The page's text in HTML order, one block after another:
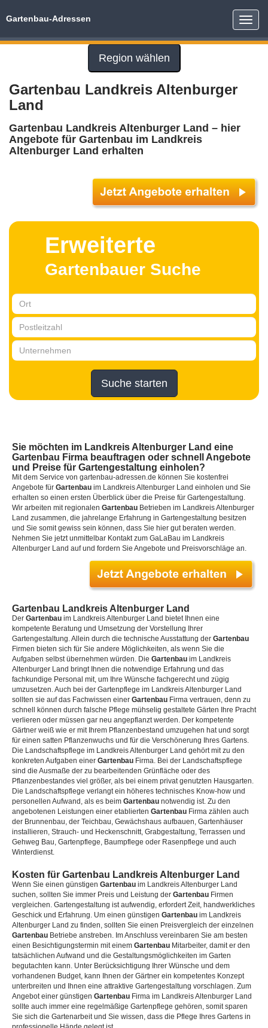
Toggle
Gartenbau-Adressen
Region wählen
Gartenbau Landkreis Altenburger
Land
Gartenbau Landkreis Altenburger Land – hier
Angebote für Gartenbau im Landkreis
Altenburger Land erhalten
Erweiterte
Gartenbauer Suche
Suche starten
Sie möchten im Landkreis Altenburger Land eine
Gartenbau Firma beauftragen oder schnell Angebote
und Preise für Gartengestaltung einholen?
Mit dem Service von gartenbau-adressen.de können Sie kostenfrei
Angebote für Gartenbau im Landkreis Altenburger Land einholen und Sie
erhalten so einen ersten Überblick über die Preise für Gartengestaltung.
Wir arbeiten mit regionalen Gartenbau Betrieben im Landkreis Altenburger
Land zusammen, die jahrelange Erfahrung in Gartengestaltung besitzen
und Sie somit gewiss sein können, dass Sie hier gut beraten werden.
Nehmen Sie jetzt unmittelbar Kontakt zum GaLaBau im Landkreis
Altenburger Land auf und fordern Sie Angebote und Preisvorschläge an.
Gartenbau Landkreis Altenburger Land
Der Gartenbau im Landkreis Altenburger Land bietet Ihnen eine
kompetente Beratung und Umsetzung der Vorstellung Ihrer
Gartengestaltung. Allein durch die technische Ausstattung der Gartenbau
Firmen bieten sich für Sie andere Möglichkeiten, als wenn Sie die
Aufgaben selbst übernehmen würden. Die Gartenbau im Landkreis
Altenburger Land bringt Ihnen die notwendige Erfahrung und das
fachkundige Personal mit, um Ihre Wünsche fachgerecht und zügig
umzusetzen. Auch bei der Gartenpflege im Landkreis Altenburger Land
sollten sie auf das Fachwissen einer Gartenbau Firma vertrauen, denn zu
schnell können durch falsche Pflege mühselig gestaltete Gärten Ihre Pracht
verlieren oder müssen gar neu angepflanzt werden. Der kompetente
Gärtner weiß wie er mit Ihrem Pflanzenbestand umzugehen hat und sorgt
für einen satten Pflanzenwuchs und für die Verschönerung Ihres Gartens.
Die Landschaftspflege im Landkreis Altenburger Land gehört mit zu den
konkreten Aufgaben einer Gartenbau Firma. Bei der Landschaftspflege
sind die Ausmaße der zu bearbeitenden Grünfläche oder des
Pflanzenbestandes viel größer, als bei einem privat genutzten Hausgarten.
Die Landschaftspflege verlangt ein höheres technisches Know-how und
personellen Aufwand, als es beim Gartenbau notwendig ist. Zu den
angebotenen Leistungen einer etablierten Gartenbau Firma zählen auch
der Brunnenbau, der Teichbau, Gewächshaus aufbauen, Gartenhäuser
installieren, Strauch- und Heckenschnitt, Grabgestaltung, Terrassen und
Gehweg Bau, Gartenpflege, Baumpflege oder Rasenpflege und auch
Winterdienst.
Kosten für Gartenbau Landkreis Altenburger Land
Wenn Sie einen günstigen Gartenbau im Landkreis Altenburger Land
suchen, sollten Sie immer Preis und Leistung der Gartenbau Firmen
vergleichen. Gartengestaltung ist aufwendig, erfordert Zeit, handwerkliches
Geschick und Erfahrung. Um einen günstigen Gartenbau im Landkreis
Altenburger Land zu finden, sollten Sie einen Preisvergleich der einzelnen
Gartenbau Betriebe anstreben. Im Anschluss vereinbaren Sie am besten
einen Besichtigungstermin mit einem Gartenbau Mitarbeiter, damit er den
tatsächlichen Aufwand und die Gestaltungsmöglichkeiten im Garten
begutachten kann. Unter Berücksichtigung Ihrer Wünsche und dem
vorhandenen Budget, kann Ihnen der Gärtner ein kompetentes Konzept
unterbreiten und Ihnen eine attraktive Gartengestaltung vorschlagen. Zum
Angebot einer günstigen Gartenbau Firma im Landkreis Altenburger Land
sollte auch immer eine regelmäßige Gartenpflege gehören, somit sparen
Sie sich die Gartenarbeit und Sie wissen, dass die Pflege Ihres Gartens in